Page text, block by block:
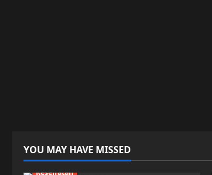
YOU MAY HAVE MISSED
Kesehatan